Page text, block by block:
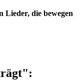
Lieder, die bewegen